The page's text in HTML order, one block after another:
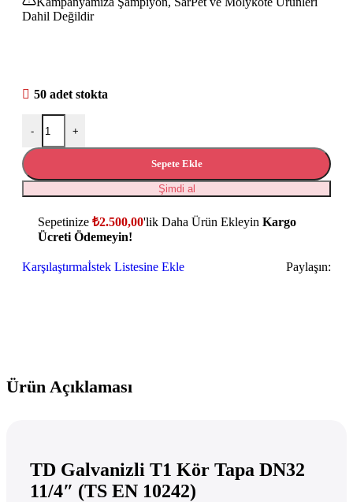
Dahil Değildir
50 adet stokta
- +
Sepete Ekle
Şimdi al
Sepetinize ₺2.500,00'lik Daha Ürün Ekleyin Kargo
Ücreti Ödemeyin!
Karşılaştırmaİstek Listesine Ekle Paylaşın:
Ürün Açıklaması
TD Galvanizli T1 Kör Tapa DN32
11/4″ (TS EN 10242)